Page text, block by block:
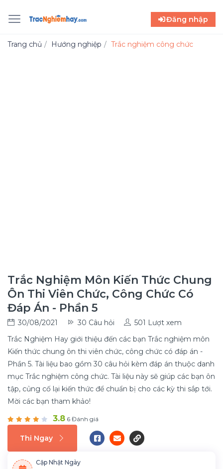
Đăng nhập
Trang chủ Hướng nghiệp Trắc nghiệm công chức
Trắc Nghiệm Môn Kiến Thức Chung
Ôn Thi Viên Chức, Công Chức Có
Đáp Án - Phần 5
30/08/2021 30 Câu hỏi
501 Lượt xem
Trắc Nghiệm Hay giới thiệu đến các bạn Trắc nghiệm môn
Kiến thức chung ôn thi viên chức, công chức có đáp án -
Phần 5. Tài liệu bao gồm 30 câu hỏi kèm đáp án thuộc danh
mục Trắc nghiệm công chức. Tài liệu này sẽ giúp các bạn ôn
tập, củng cố lại kiến thức để chuẩn bị cho các kỳ thi sắp tới.
Mời các bạn tham khảo!
3.8 6 Đánh giá
Thi Ngay
Cập Nhật Ngày